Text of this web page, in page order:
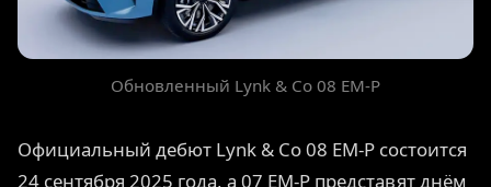
Обновленный Lynk & Co 08 EM-P
Официальный дебют Lynk & Co 08 EM-P состоится
24 сентября 2025 года, а 07 EM-P представят днём